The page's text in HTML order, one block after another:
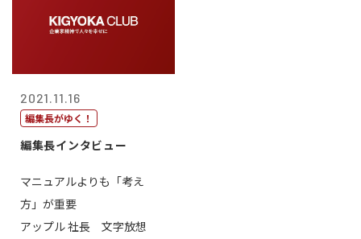
2021.11.16
編集長がゆく！
編集長インタビュー
マニュアルよりも「考え
方」が重要
アップル 社長 文字放想